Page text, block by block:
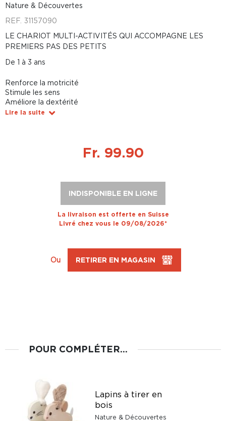
Nature & Découvertes
REF. 31157090
LE CHARIOT MULTI-ACTIVITÉS QUI ACCOMPAGNE LES
PREMIERS PAS DES PETITS
De 1 à 3 ans
Renforce la motricité
Stimule les sens
Améliore la dextérité
Lire la suite
Fr. 99.90
INDISPONIBLE EN LIGNE
La livraison est offerte en Suisse
Livré chez vous le 09/08/2026*
Ou RETIRER EN MAGASIN
POUR COMPLÉTER...
Lapins à tirer en
bois
Nature & Découvertes